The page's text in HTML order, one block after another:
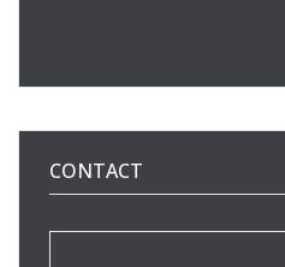
CONTACT